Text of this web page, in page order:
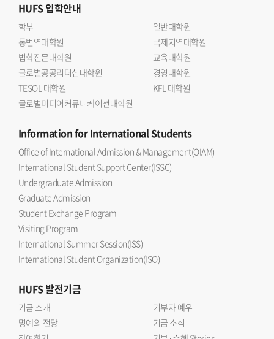
HUFS입학안내
학부
일반대학원
통번역대학원
국제지역대학원
법학전문대학원
교육대학원
글로벌공공리더십대학원
경영대학원
TESOL 대학원
KFL 대학원
글로벌미디어커뮤니케이션대학원
Informationfor International Students
Office of International Admission & Management(OIAM)
International Student Support Center(ISSC)
Undergraduate Admission
Graduate Admission
Student Exchange Program
Visiting Program
International Summer Session(ISS)
International Student Organization(ISO)
HUFS발전기금
기금 소개
기부자 예우
명예의 전당
기금 소식